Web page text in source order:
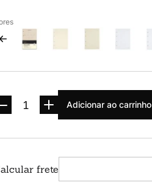
Adicionar ao carrinho